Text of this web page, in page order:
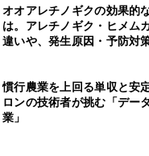
オオアレチノギクの効果的
は。アレチノギク・ヒメム
違いや、発生原因・予防対
慣行農業を上回る単収と安
ロンの技術者が挑む「デー
業」